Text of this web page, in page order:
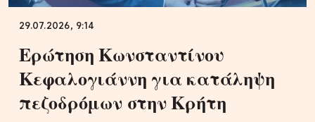
29.07.2026, 9:14
Ερώτηση Κωνσταντίνου
Κεφαλογιάννη για κατάληψη
πεζοδρόμων στην Κρήτη